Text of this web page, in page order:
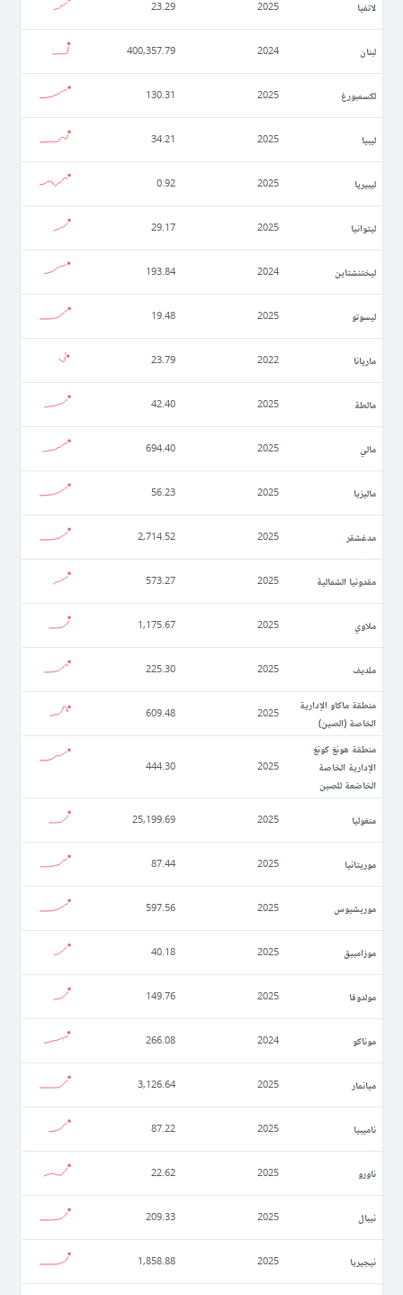
لاتفيا 2025
23.29
لبنان 2024
400,357.79
لكسمبورغ 2025
130.31
ليبيا 2025
34.21
ليبيريا 2025
0.92
ليتوانيا 2025
29.17
ليختنشتاين 2024
193.84
ليسوتو 2025
19.48
ماريانا 2022
23.79
مالطة 2025
42.40
مالي 2025
694.40
ماليزيا 2025
56.23
مدغشقر 2025
2,714.52
مقدونيا الشمالية 2025
573.27
ملاوي 2025
1,175.67
ملديف 2025
225.30
منطقة ماكاو الإدارية
الخاصة (الصين)
2025
609.48
منطقة هونغ كونغ
الإدارية الخاصة
الخاضعة للصين
2025
444.30
منغوليا 2025
25,199.69
موريتانيا 2025
87.44
موريشيوس 2025
597.56
موزامبيق 2025
40.18
مولدوفا 2025
149.76
موناكو 2024
266.08
ميانمار 2025
3,126.64
ناميبيا 2025
87.22
ناورو 2025
22.62
نيبال 2025
209.33
نيجيريا 2025
1,858.88